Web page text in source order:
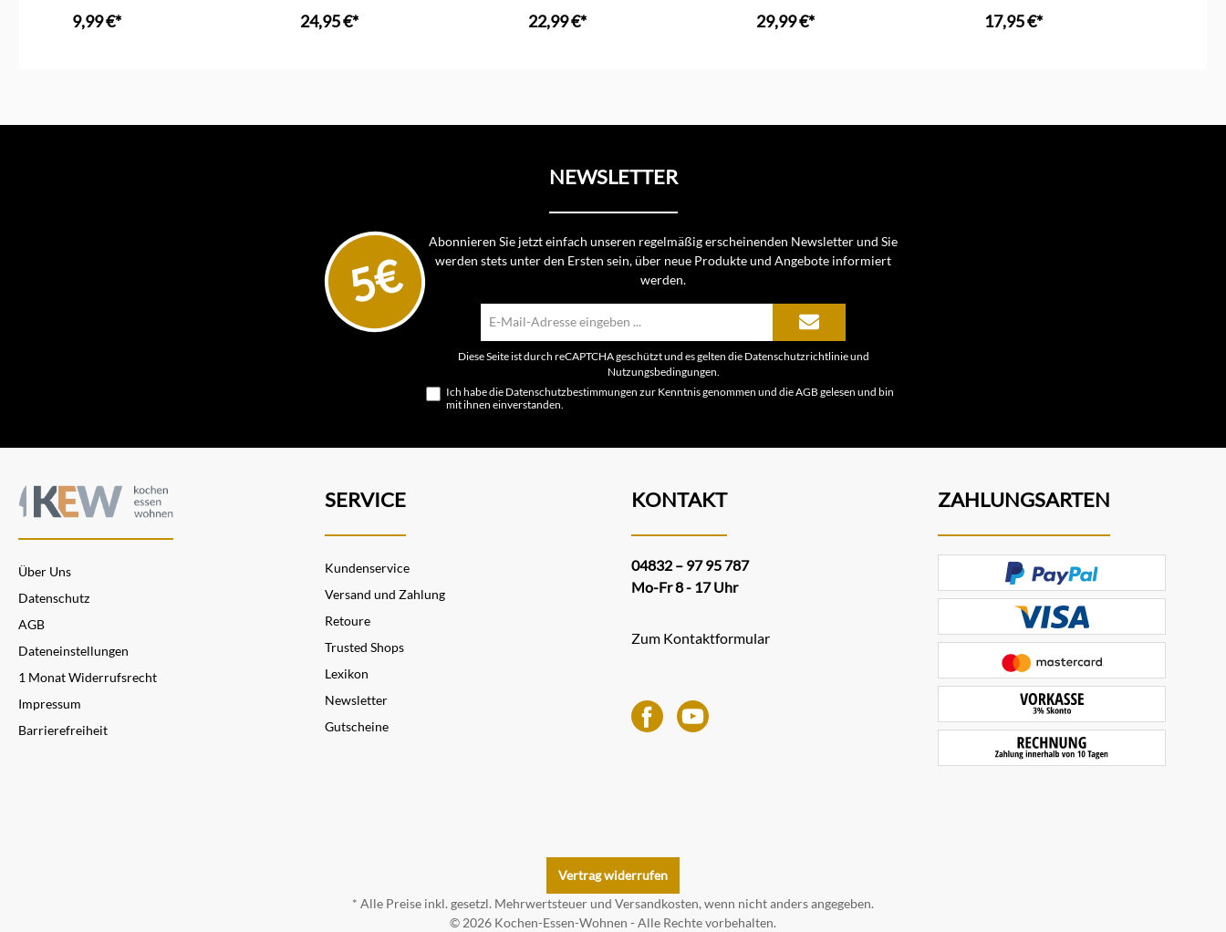
9,99 €* 24,95 €* 22,99 €* 29,99 €* 17,95 €*
NEWSLETTER
5€
Abonnieren Sie jetzt einfach unseren regelmäßig erscheinenden Newsletter und Sie
werden stets unter den Ersten sein, über neue Produkte und Angebote informiert
werden.
Mail-
Adresse*
Diese Seite ist durch reCAPTCHA geschützt und es gelten die Datenschutzrichtlinieund
Nutzungsbedingungen
Ich habe die Datenschutzbestimmungen zur Kenntnis genommen und dieAGB gelesen und bin
mit ihnen einverstanden.
Über Uns
Datenschutz
AGB
Dateneinstellungen
1 Monat Widerrufsrecht
Impressum
Barrierefreiheit
SERVICE
Kundenservice
Versand und Zahlung
Retoure
Trusted Shops
Lexikon
Newsletter
Gutscheine
KONTAKT
04832 – 97 95 787
Mo-Fr 8 - 17 Uhr
Zum Kontaktformular
ZAHLUNGSARTEN
Vertrag widerrufen
* Alle Preise inkl. gesetzl. Mehrwertsteuer und Versandkosten, wenn nicht anders angegeben.
© 2026 Kochen-Essen-Wohnen - Alle Rechte vorbehalten.